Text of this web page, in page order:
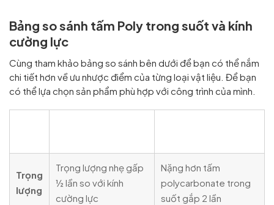
Bảng so sánh tấm Poly trong suốt và kính
cường lực
Cùng tham khảo bảng so sánh bên dưới để bạn có thể nắm
chi tiết hơn về ưu nhược điểm của từng loại vật liệu. Để bạn
có thể lựa chọn sản phẩm phù hợp với công trình của mình.
Trọng
lượng
Trọng lượng nhẹ gấp
½ lần so với kính
cường lực
Nặng hơn tấm
polycarbonate trong
suốt gắp 2 lần